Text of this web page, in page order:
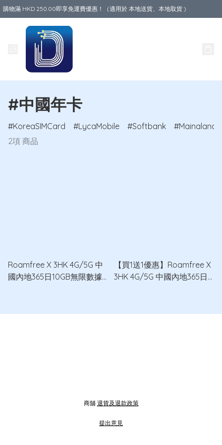
購物滿 HKD 250.00即享免運費優惠！（適用於 本地送貨、本地取貨 )
#中國年卡
KoreaSIMCard LycaMobile Softbank
2項 商品
Roamfree X 3HK 4G/5G 中
國內地365日10GB無限數據
【買1送1優惠】Roamfree X
3HK 4G/5G 中國內地365日
商舖 退貨及退款政策
提出意見